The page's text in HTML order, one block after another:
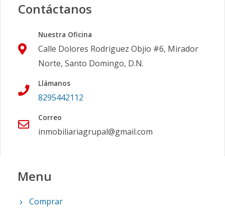
Contáctanos
Nuestra Oficina
Calle Dolores Rodriguez Objio #6, Mirador
Norte, Santo Domingo, D.N.
Llámanos
8295442112
Correo
inmobiliariagrupal@gmail.com
Menu
Comprar